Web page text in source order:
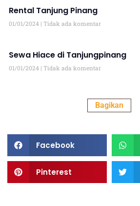
Rental Tanjung Pinang
01/01/2024 Tidak ada komentar
Sewa Hiace di Tanjungpinang
01/01/2024 Tidak ada komentar
Bagikan
Facebook
Pinterest